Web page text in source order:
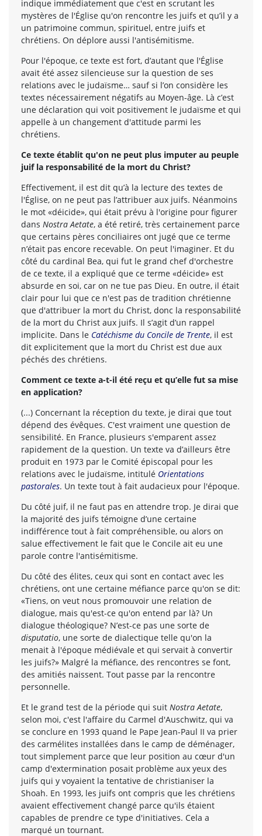
indique immédiatement que c'est en scrutant les
mystères de l'Église qu'on rencontre les juifs et qu’il y a
un patrimoine commun, spirituel, entre juifs et
chrétiens. On déplore aussi l'antisémitisme.
Pour l'époque, ce texte est fort, d’autant que l'Église
avait été assez silencieuse sur la question de ses
relations avec le judaïsme… sauf si l’on considère les
textes nécessairement négatifs au Moyen-âge. Là c’est
une déclaration qui voit positivement le judaïsme et qui
appelle à un changement d'attitude parmi les
chrétiens.
Ce texte établit qu'on ne peut plus imputer au peuple
juif la responsabilité de la mort du Christ?
Effectivement, il est dit qu’à la lecture des textes de
l'Église, on ne peut pas l’attribuer aux juifs. Néanmoins
le mot «déicide», qui était prévu à l'origine pour figurer
dans Nostra Aetate, a été retiré, très certainement parce
que certains pères conciliaires ont jugé que ce terme
n’était pas encore recevable. On peut l'imaginer. Et du
côté du cardinal Bea, qui fut le grand chef d'orchestre
de ce texte, il a expliqué que ce terme «déicide» est
absurde en soi, car on ne tue pas Dieu. En outre, il était
clair pour lui que ce n'est pas de tradition chrétienne
que d'attribuer la mort du Christ, donc la responsabilité
de la mort du Christ aux juifs. Il s’agit d’un rappel
implicite. Dans le Catéchisme du Concile de Trente, il est
dit explicitement que la mort du Christ est due aux
péchés des chrétiens.
Comment ce texte a-t-il été reçu et qu’elle fut sa mise
en application?
(...) Concernant la réception du texte, je dirai que tout
dépend des évêques. C'est vraiment une question de
sensibilité. En France, plusieurs s'emparent assez
rapidement de la question. Un texte va d’ailleurs être
produit en 1973 par le Comité épiscopal pour les
relations avec le judaïsme, intitulé Orientations
pastorales. Un texte tout à fait audacieux pour l'époque.
Du côté juif, il ne faut pas en attendre trop. Je dirai que
la majorité des juifs témoigne d’une certaine
indifférence tout à fait compréhensible, ou alors on
salue effectivement le fait que le Concile ait eu une
parole contre l'antisémitisme.
Du côté des élites, ceux qui sont en contact avec les
chrétiens, ont une certaine méfiance parce qu'on se dit:
«Tiens, on veut nous promouvoir une relation de
dialogue, mais qu'est-ce qu'on entend par là? Un
dialogue théologique? N’est-ce pas une sorte de
disputatio, une sorte de dialectique telle qu'on la
menait à l'époque médiévale et qui servait à convertir
les juifs?» Malgré la méfiance, des rencontres se font,
des amitiés naissent. Tout passe par la rencontre
personnelle.
Et le grand test de la période qui suit Nostra Aetate,
selon moi, c'est l'affaire du Carmel d'Auschwitz, qui va
se conclure en 1993 quand le Pape Jean-Paul II va prier
des carmélites installées dans le camp de déménager,
tout simplement parce que leur position au cœur d'un
camp d'extermination posait problème aux yeux des
juifs qui y voyaient la tentative de christianiser la
Shoah. En 1993, les juifs ont compris que les chrétiens
avaient effectivement changé parce qu'ils étaient
capables de prendre ce type d'initiatives. Cela a
marqué un tournant.